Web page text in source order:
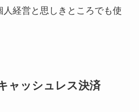
人経営と思しきところでも使
ャッシュレス決済